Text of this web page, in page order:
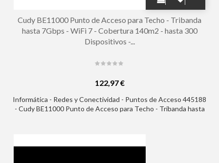
Cudy BE11000 Punto de Acceso para Techo - Tribanda
hasta 7Gbps - WiFi 7 - Cobertura 140m2 - hasta 300
Dispositivos -...
122,97 €
Informática - Redes y Conectividad - Puntos de Acceso 445188
- Cudy BE11000 Punto de Acceso para Techo - Tribanda hasta